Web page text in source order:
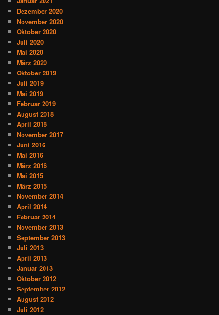
Dezember 2020
November 2020
Oktober 2020
Juli 2020
Mai 2020
März 2020
Oktober 2019
Juli 2019
Mai 2019
Februar 2019
August 2018
April 2018
November 2017
Juni 2016
Mai 2016
März 2016
Mai 2015
März 2015
November 2014
April 2014
Februar 2014
November 2013
September 2013
Juli 2013
April 2013
Januar 2013
Oktober 2012
September 2012
August 2012
Juli 2012